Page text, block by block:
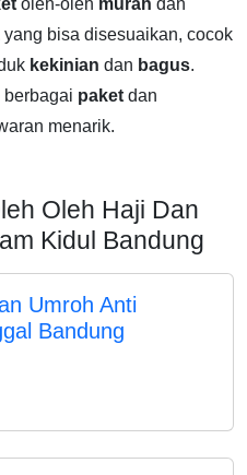
yang bisa disesuaikan, cocok
kekinian dan bagus.
berbagai paket dan
menarik.
Oleh Haji Dan
Kidul Bandung
Umroh Anti
Bandung